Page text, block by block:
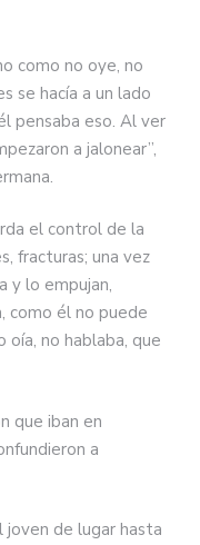
como no oye, no
se hacía a un lado
pensaba eso. Al ver
a jalonear”,
el control de la
fracturas; una vez
y lo empujan,
como él no puede
oía, no hablaba, que
que iban en
a
joven de lugar hasta